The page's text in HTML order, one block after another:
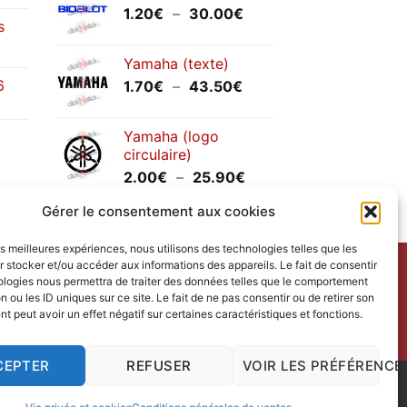
Gérer le consentement aux cookies
meilleures expériences, nous utilisons des technologies telles que les
stocker et/ou accéder aux informations des appareils. Le fait de consentir
nous permettra de traiter des données telles que le comportement
ou les ID uniques sur ce site. Le fait de ne pas consentir ou de retirer son
peut avoir un effet négatif sur certaines caractéristiques et fonctions.
REFUSER VOIR LES
1.20€ – 30.00€
Yamaha (texte)
1.70€ – 43.50€
43.50€
Yamaha (logo
circulaire)
2.00€ – 25.90€
prix :
à
25.90€
avec nous.
us.
Design |